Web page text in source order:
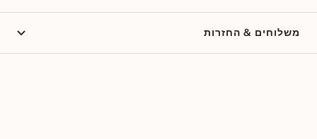
משלוחים & החזרות